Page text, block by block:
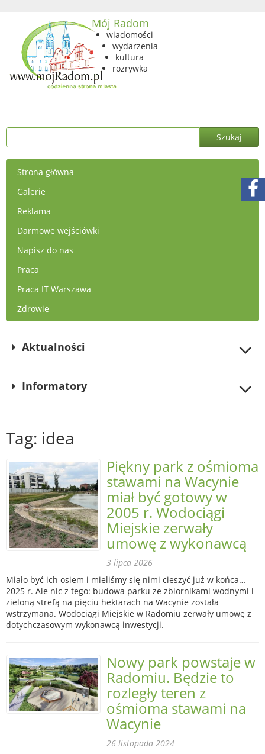
Mój Radom
wiadomości
wydarzenia
kultura
rozrywka
Strona główna
Galerie
Reklama
Darmowe wejściówki
Napisz do nas
Praca
Praca IT Warszawa
Zdrowie
Aktualności
Informatory
Tag: idea
Piękny park z ośmioma
stawami na Wacynie
miał być gotowy w
2005 r. Wodociągi
Miejskie zerwały
umowę z wykonawcą
3 lipca 2026
Miało być ich osiem i mieliśmy się nimi cieszyć już w końca…
2025 r. Ale nic z tego: budowa parku ze zbiornikami wodnymi i
zieloną strefą na pięciu hektarach na Wacynie została
wstrzymana. Wodociągi Miejskie w Radomiu zerwały umowę z
dotychczasowym wykonawcą inwestycji.
Nowy park powstaje w
Radomiu. Będzie to
rozległy teren z
ośmioma stawami na
Wacynie
26 listopada 2024